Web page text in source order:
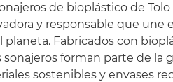
de bioplástico de
y responsable que une
planeta. Fabricados con
sonajeros forman parte de la
sostenibles y envases